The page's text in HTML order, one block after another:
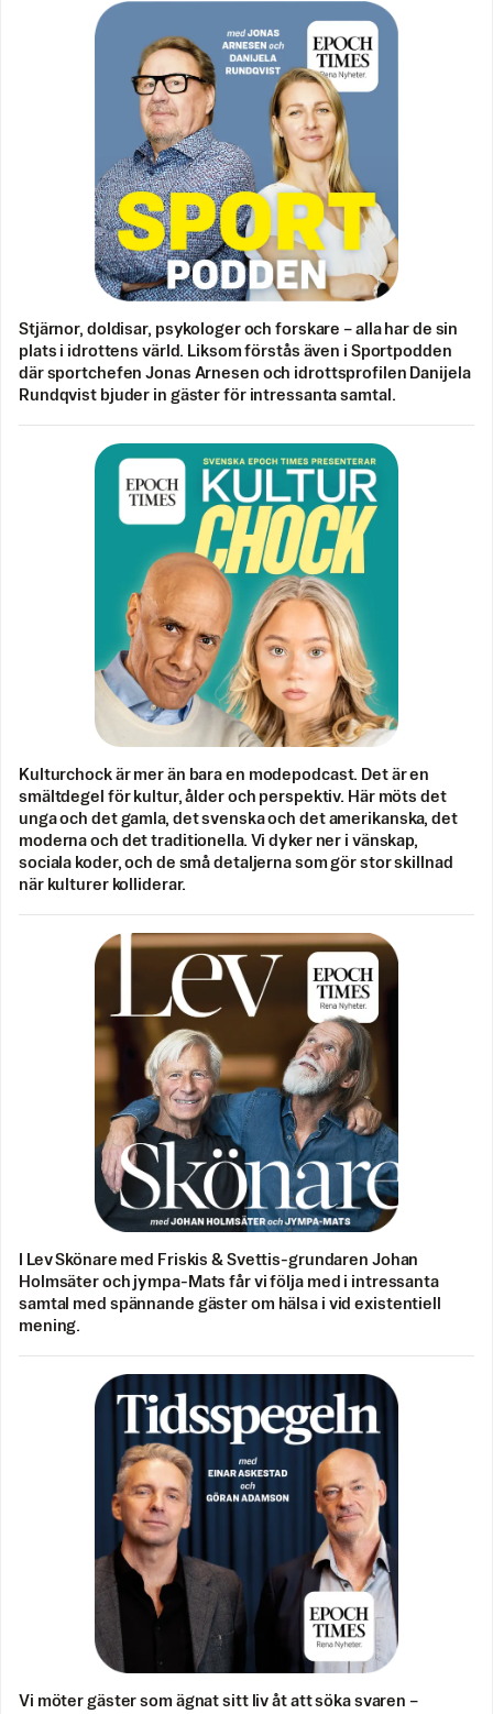
Stjärnor, doldisar, psykologer och forskare – alla har de sin
plats i idrottens värld. Liksom förstås även i Sportpodden
där sportchefen Jonas Arnesen och idrottsprofilen Danijela
Rundqvist bjuder in gäster för intressanta samtal.
Kulturchock är mer än bara en modepodcast. Det är en
smältdegel för kultur, ålder och perspektiv. Här möts det
unga och det gamla, det svenska och det amerikanska, det
moderna och det traditionella. Vi dyker ner i vänskap,
sociala koder, och de små detaljerna som gör stor skillnad
när kulturer kolliderar.
I Lev Skönare med Friskis & Svettis-grundaren Johan
Holmsäter och jympa-Mats får vi följa med i intressanta
samtal med spännande gäster om hälsa i vid existentiell
mening.
Vi möter gäster som ägnat sitt liv åt att söka svaren –